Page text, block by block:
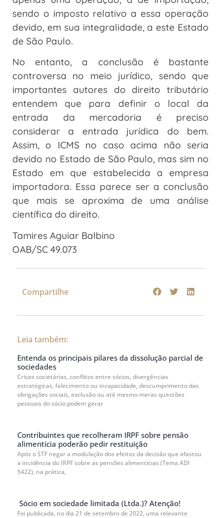
sendo o imposto relativo a essa operação
devido, em sua integralidade, a este Estado
de São Paulo.
No entanto, a conclusão é bastante
controversa no meio jurídico, sendo que
importantes autores do direito tributário
entendem que para definir o local da
entrada da mercadoria é preciso
considerar a entrada jurídica do bem.
Assim, o ICMS no caso acima não seria
devido no Estado de São Paulo, mas sim no
Estado em que estabelecida a empresa
importadora. Essa parece ser a conclusão
que mais se aproxima de uma análise
científica do direito.
Tamires Aguiar Balbino
OAB/SC 49.073
Compartilhe
Leia também:
Entenda os principais pilares da dissolução parcial de
sociedades
Crises societárias, conflitos entre sócios, divergências
estratégicas, falecimento ou incapacidade, descumprimento das
obrigações sociais, exclusão ou até mesmo meras questões
pessoais do sócio podem gerar
Contribuintes que recolheram IRPF sobre pensão
alimentícia poderão pedir restituição
Após o STF negar a modulação dos efeitos da decisão que afastou
a incidência do IRPF sobre as pensões alimentícias (Tema ADI
5422), na prática,
Sócio em sociedade limitada (Ltda.)? Atenção!
Foi publicada, no dia 21 de setembro de 2022, uma relevante